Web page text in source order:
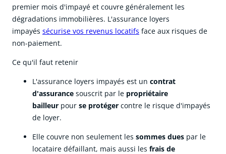
premier mois d'impayé et couvre généralement les
dégradations immobilières. L'assurance loyers
impayés sécurise vos revenus locatifs face aux risques de
non-paiement.
Ce qu'il faut retenir
L'assurance loyers impayés est un contrat
d'assurance souscrit par le propriétaire
bailleur pour se protéger contre le risque d'impayés
de loyer.
Elle couvre non seulement les sommes dues par le
locataire défaillant, mais aussi les frais de